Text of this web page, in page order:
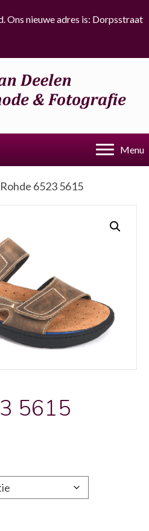
Ons nieuwe adres is: Dorpsstraat
Menu
6523 5615
5615